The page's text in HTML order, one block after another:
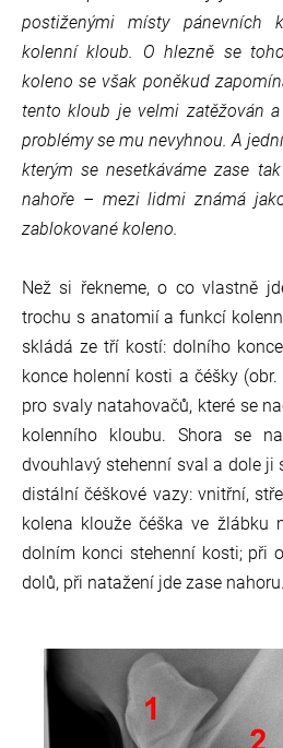
postiženými místy pánevních
kolenní kloub. O hlezně se
koleno se však poněkud
tento kloub je velmi zatěžován
problémy se mu nevyhnou. A
kterým se nesetkáváme zase
nahoře – mezi lidmi známá
zablokované koleno.
Než si řekneme, o co vlastně
trochu s anatomií a funkcí
skládá ze tří kostí: dolního
konce holenní kosti a čéšky
pro svaly natahovačů, které se
kolenního kloubu. Shora se
dvouhlavý stehenní sval a dole ji
distální čéškové vazy: vnitřní,
kolena klouže čéška ve žlábku
dolním konci stehenní kosti; při
dolů, při natažení jde zase nahoru.